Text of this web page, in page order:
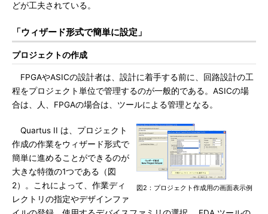
どが工夫されている。
「ウィザード形式で簡単に設定」
プロジェクトの作成
FPGAやASICの設計者は、設計に着手する前に、回路設計の工
程をプロジェクト単位で管理するのが一般的である。ASICの場
合は、人、FPGAの場合は、ツールによる管理となる。
図2：プロジェクト作成用の画面表示例
Quartus II は、プロジェクト
作成の作業をウィザード形式で
簡単に進めることができるのが
大きな特徴の1つである（図
2）。これによって、作業ディ
レクトリの指定やデザインファ